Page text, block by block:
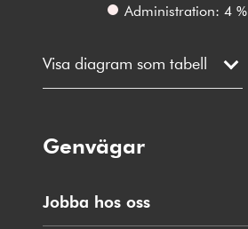
Administration: 4 %
Visa diagram som tabell
Genvägar
Jobba hos oss